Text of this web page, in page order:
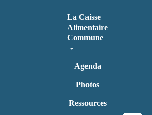
La Caisse
Alimentaire
Commune
Agenda
Photos
Ressources